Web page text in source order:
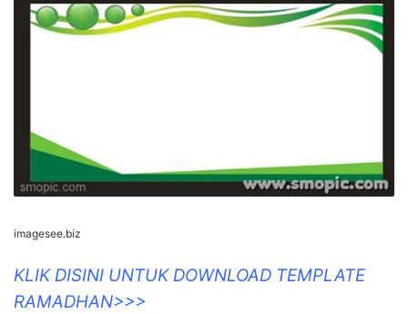
imagesee.biz
KLIK DISINI UNTUK DOWNLOAD TEMPLATE
RAMADHAN>>>